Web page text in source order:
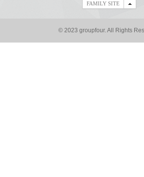
FAMILY SITE
© 2023 groupfour. All Rights